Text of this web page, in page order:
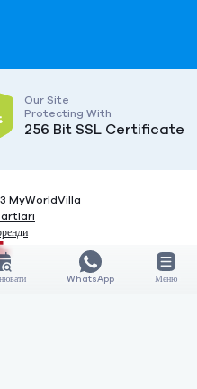
Our Site
Protecting With
256 Bit SSL Certificate
MyWorldVilla
WhatsApp Меню